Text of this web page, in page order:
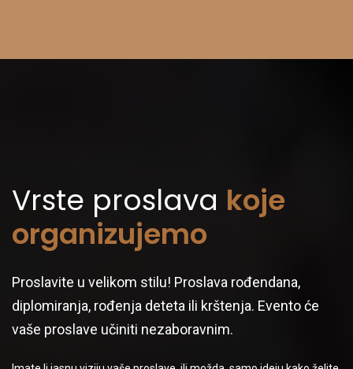
Vrste proslava koje
organizujemo
Proslavite u velikom stilu! Proslava rođendana,
diplomiranja, rođenja deteta ili krštenja. Evento će
vaše proslave učiniti nezaboravnim.
Krštenje je jedan od najznačajnijih religioznih događaja u životu.
Zato se valja proslaviti, a mi smo tu da se pobrinemo za vaše želje